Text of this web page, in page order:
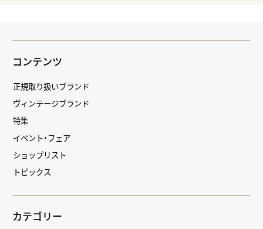
コンテンツ
正規取り扱いブランド
ヴィンテージブランド
特集
イベント・フェア
ショップリスト
トピックス
カテゴリー